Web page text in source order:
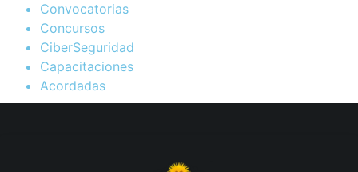
Convocatorias
Concursos
CiberSeguridad
Capacitaciones
Acordadas